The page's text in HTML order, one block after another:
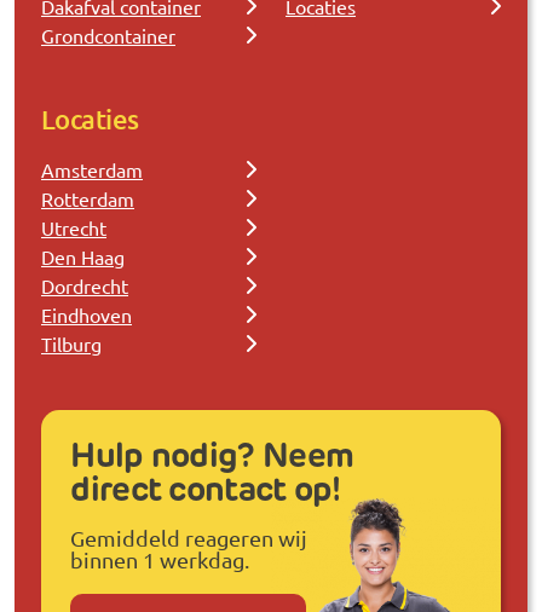
Dakafval container
Grondcontainer
Locaties
Locaties
Amsterdam
Rotterdam
Utrecht
Den Haag
Dordrecht
Eindhoven
Tilburg
Hulp nodig? Neem
direct contact op!
Gemiddeld reageren wij
binnen 1 werkdag.